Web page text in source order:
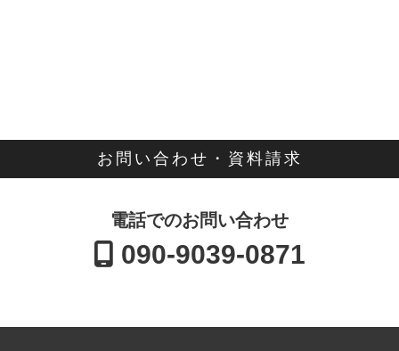
お問い合わせ・資料請求
電話でのお問い合わせ
090-9039-0871